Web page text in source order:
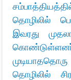
தொழிலில்
இவரது
தொழிலில்